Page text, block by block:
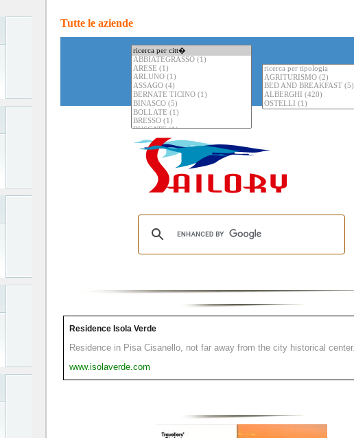
Tutte le aziende
Residence Isola Verde
Residence in Pisa Cisanello, not far away from the city historical center.
www.isolaverde.com